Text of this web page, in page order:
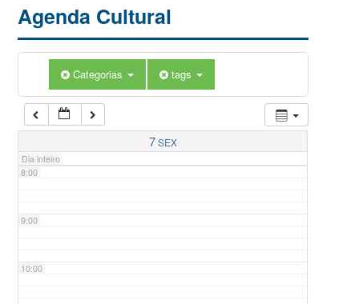
Agenda Cultural
Categorias tags
7SEX
Dia inteiro
5:00
7:00
8:00
9:00
10:00